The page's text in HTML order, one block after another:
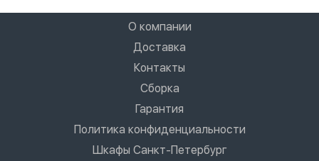
О компании
Доставка
Контакты
Сборка
Гарантия
Политика конфиденциальности
Шкафы Санкт-Петербург